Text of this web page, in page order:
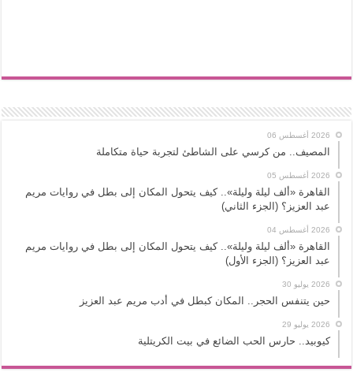
2026 أغسطس 06
المصيف.. من كرسي على الشاطئ لتجربة حياة متكاملة
2026 أغسطس 05
القاهرة «ألف ليلة وليلة».. كيف يتحول المكان إلى بطل في روايات مريم
عبد العزيز؟ (الجزء الثاني)
2026 أغسطس 04
القاهرة «ألف ليلة وليلة».. كيف يتحول المكان إلى بطل في روايات مريم
عبد العزيز؟ (الجزء الأول)
2026 يوليو 30
حين يتنفس الحجر.. المكان كبطل في أدب مريم عبد العزيز
2026 يوليو 29
كيوبيد.. حارس الحب الضائع في بيت الكريتلية